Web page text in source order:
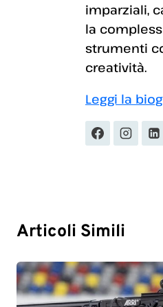
imparziali,
la
strumenti
creatività.
Leggi la
Articoli Simili